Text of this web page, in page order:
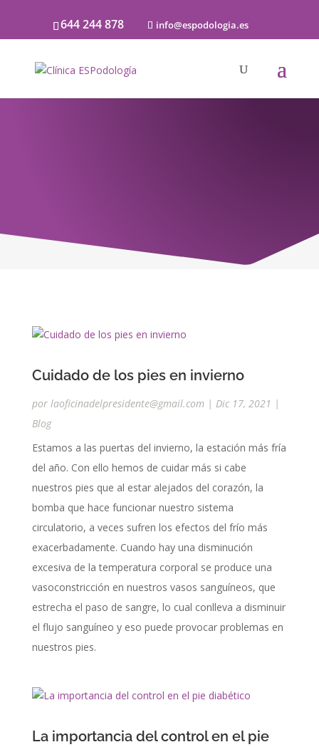
644 244 878 info@espodologia.es
Cuidado de los pies en invierno
por laoficinadelpresidente@gmail.com| Dic 17, 2021 |
Blog
Estamos a las puertas del invierno, la estación más fría
del año. Con ello hemos de cuidar más si cabe
nuestros pies que al estar alejados del corazón, la
bomba que hace funcionar nuestro sistema
circulatorio, a veces sufren los efectos del frío más
exacerbadamente. Cuando hay una disminución
excesiva de la temperatura corporal se produce una
vasoconstricción en nuestros vasos sanguíneos, que
estrecha el paso de sangre, lo cual conlleva a disminuir
el flujo sanguíneo y eso puede provocar problemas en
nuestros pies.
La importancia del control en el pie